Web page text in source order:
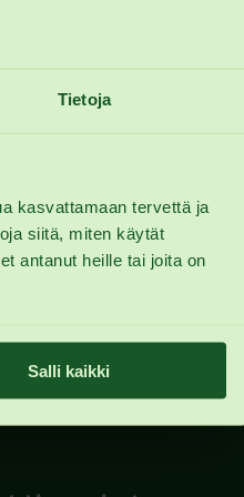
Tietoja
kasvattamaan tervettä ja
siitä, miten käytät
antanut heille tai joita on
Salli kaikki